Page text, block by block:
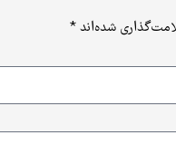
شده‌اند*